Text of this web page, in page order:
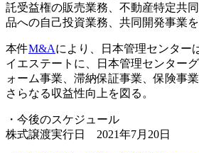
託受益権の販売業務、不動産特定共
品への自己投資業務、共同開発事業を
本件M&Aにより、日本管理センター
イエステートに、日本管理センター
ォーム事業、滞納保証事業、保険事
さらなる収益性向上を図る。
・今後のスケジュール
株式譲渡実行日 2021年7月20日